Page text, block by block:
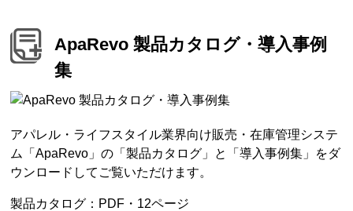
ApaRevo 製品カタログ・導入事例
集
アパレル・ライフスタイル業界向け販売・在庫管理システ
ム「ApaRevo」の「製品カタログ」と「導入事例集」をダ
ウンロードしてご覧いただけます。
製品カタログ：PDF・12ページ